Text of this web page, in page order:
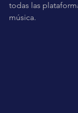
todas las
música.